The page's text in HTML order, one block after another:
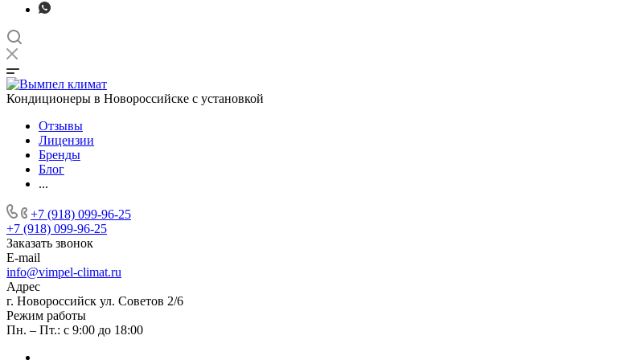
Кондиционеры в Новороссийске с установкой
Отзывы
Лицензии
Бренды
Блог
...
+7 (918) 099-96-25
+7 (918) 099-96-25
Заказать звонок
E-mail
info@vimpel-climat.ru
Адрес
г. Новороссийск ул. Советов 2/6
Режим работы
Пн. – Пт.: с 9:00 до 18:00